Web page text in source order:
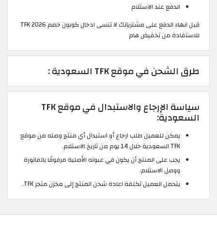
الدفع عند الاستلام
قبل انهاء الدفع على مشترياتك لا تنسى ادخال كوبون خصم TFK 2026
للاستفادة من تخفيض هام
طرق الشحن في موقع TFK السعودية :
سياسة الإرجاع والاستبدال في موقع TFK
السعودية:
يمكن للعميل طلب ارجاع أو استبدال أي منتج وصله من موقع
TFK السعودية خلال 14 يوم من تاريخ الاستلام.
يجب على المنتج أن يكون في عبوته الأصلية مرفوقًا بالفاتورة
ووصل الاستلام.
يتحمل العميل تكلفة اعادة شحن المنتج إلى مخزن متجر TFK.